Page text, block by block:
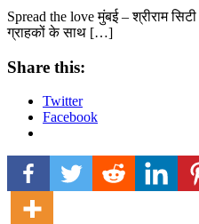
Spread the love मुंबई – श्रीराम
ग्राहकों के साथ […]
Share this:
Twitter
Facebook